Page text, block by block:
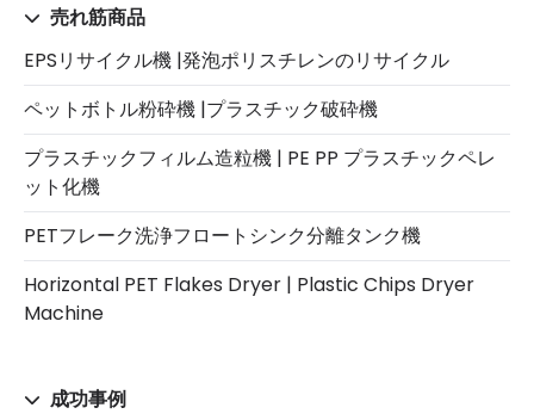
売れ筋商品
EPSリサイクル機 |発泡ポリスチレンのリサイクル
ペットボトル粉砕機 |プラスチック破砕機
プラスチックフィルム造粒機 | PE PP プラスチックペレ
ット化機
PETフレーク洗浄フロートシンク分離タンク機
Horizontal PET Flakes Dryer | Plastic Chips Dryer
Machine
成功事例